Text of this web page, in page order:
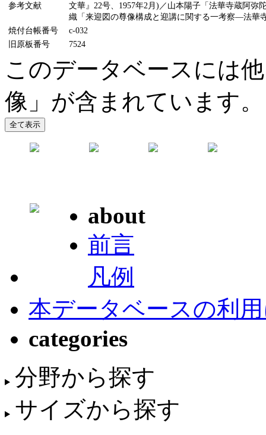
参考文献
文華』22号、1957年2月)／山本陽子「法華寺蔵阿弥
織「来迎図の尊像構成と迎講に関する一考察―法華
焼付台帳番号
c-032
旧原板番号
7524
このデータベースには
像」が含まれています。
about
前言
凡例
本データベースの利
categories
分野から探す
サイズから探す